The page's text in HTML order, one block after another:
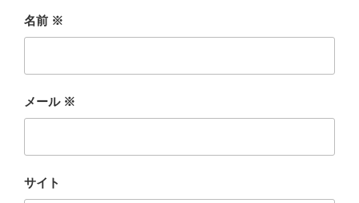
名前 ※
メール ※
サイト